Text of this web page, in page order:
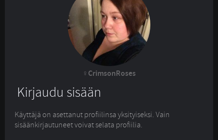
CrimsonRoses
Kirjaudu sisään
Käyttäjä on asettanut profiilinsa yksityiseksi. Vain
sisäänkirjautuneet voivat selata profiilia.